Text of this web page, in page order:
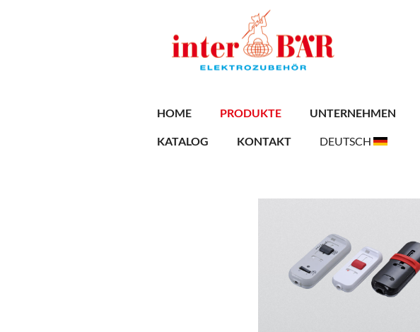
HOME PRODUKTE UNTERNEHMEN
KATALOG KONTAKT DEUTSCH